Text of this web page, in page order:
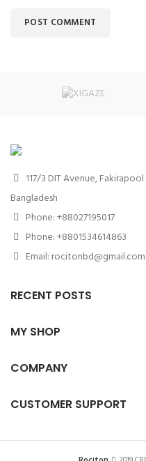
117/3 DIT Avenue,
Bangladesh
Phone: +88027195017
Phone: +8801534614863
Email: rocitonbd@gmail.com
RECENT POSTS
MY SHOP
COMPANY
CUSTOMER SUPPORT